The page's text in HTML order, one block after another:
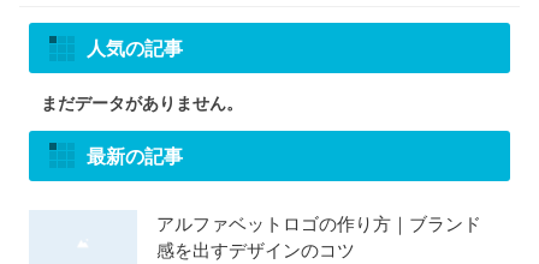
人気の記事
まだデータがありません。
最新の記事
アルファベットロゴの作り方｜ブランド
感を出すデザインのコツ